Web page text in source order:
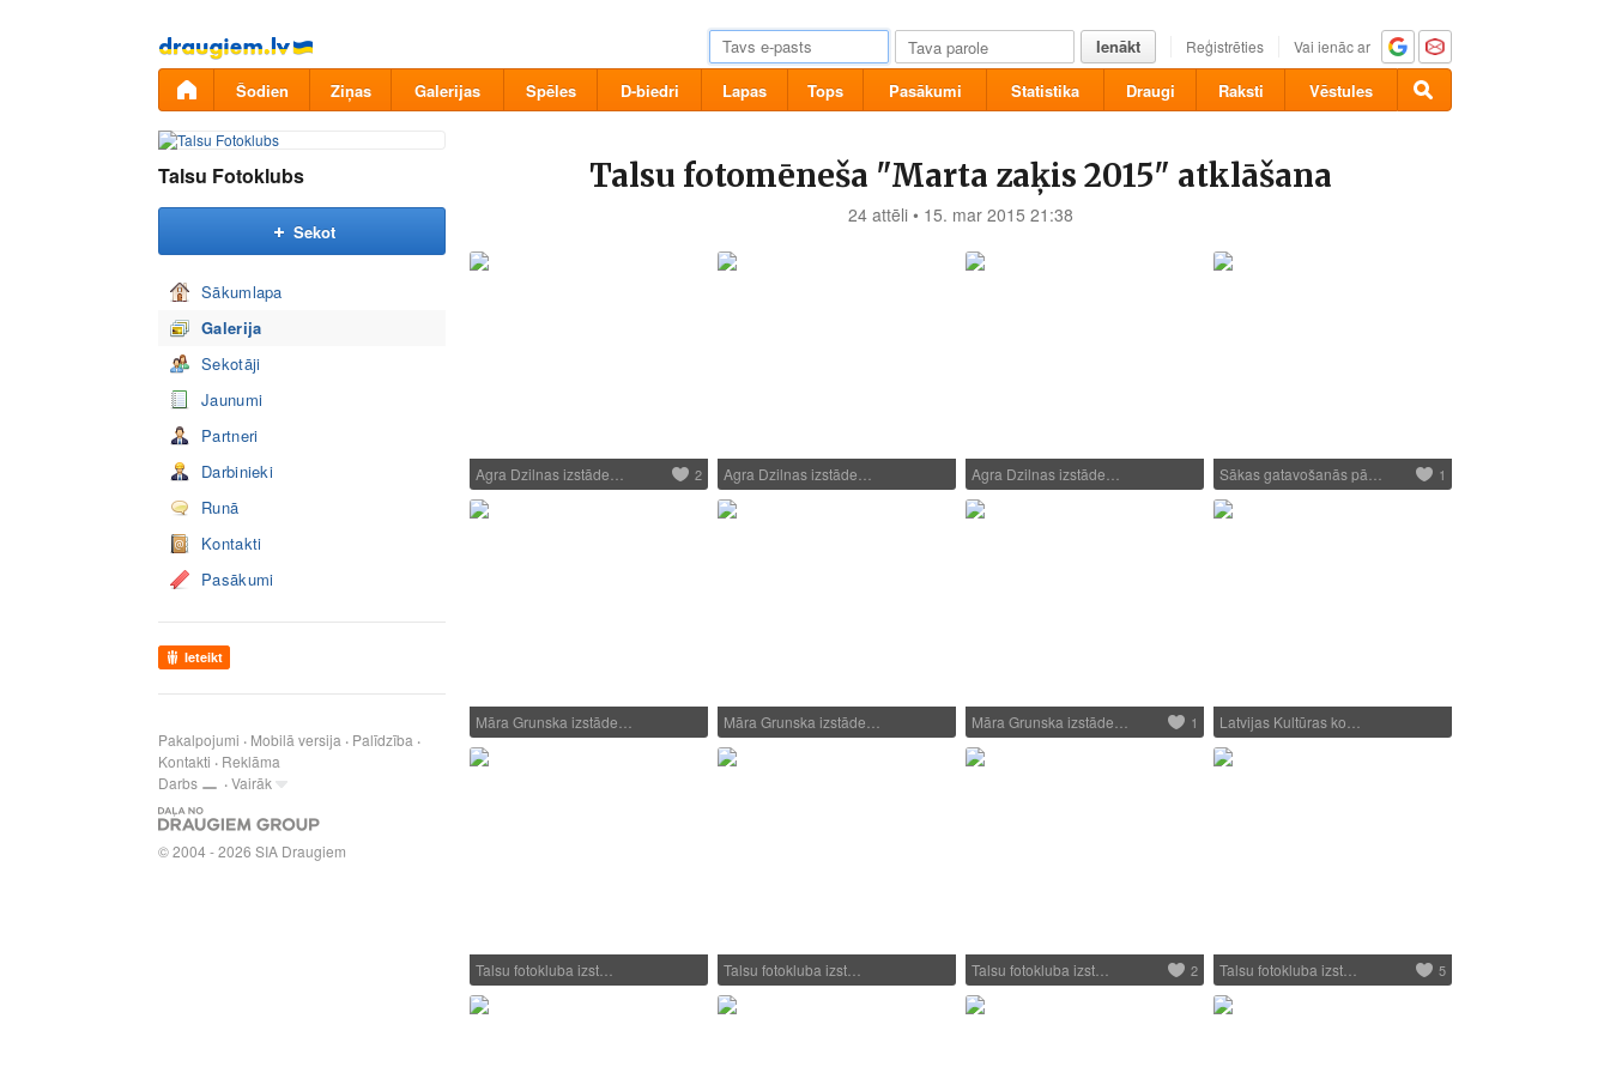
Pāriet
uz
saturu
Ienākt Reģistrēties Vai ienāc ar
Šodien Ziņas Galerijas Spēles D-biedri Lapas Tops Pasākumi Statistika Draugi Raksti Vēstules
Talsu Fotoklubs
Sekot
Sākumlapa
Galerija
Sekotāji
Jaunumi
Partneri
Darbinieki
Runā
Kontakti
Pasākumi
Ieteikt
Pakalpojumi Mobilā versija
Palīdzība
Kontakti
Reklāma
Darbs
Vairāk
© 2004 - 2026 SIA Draugiem
Talsu fotomēneša "Marta zaķis 2015" atklāšana
24 attēli • 15. mar 2015 21:38
Agra Dzilnas izstāde… 2 Agra Dzilnas izstāde… Agra Dzilnas izstāde… Sākas gatavošanās pā… 1
Māra Grunska izstāde… Māra Grunska izstāde… Māra Grunska izstāde… 1 Latvijas Kultūras ko…
Talsu fotokluba izst… Talsu fotokluba izst… Talsu fotokluba izst… 2 Talsu fotokluba izst… 5